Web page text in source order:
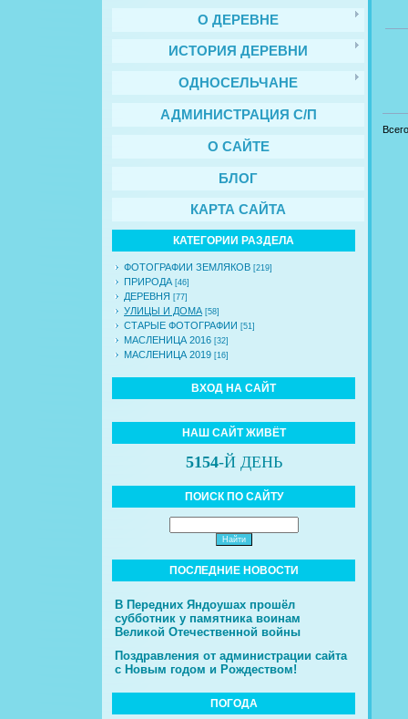
О ДЕРЕВНЕ
ИСТОРИЯ ДЕРЕВНИ
ОДНОСЕЛЬЧАНЕ
АДМИНИСТРАЦИЯ С/П
О САЙТЕ
БЛОГ
КАРТА САЙТА
КАТЕГОРИИ РАЗДЕЛА
ФОТОГРАФИИ ЗЕМЛЯКОВ [219]
ПРИРОДА [46]
ДЕРЕВНЯ [77]
УЛИЦЫ И ДОМА [58]
СТАРЫЕ ФОТОГРАФИИ [51]
МАСЛЕНИЦА 2016 [32]
МАСЛЕНИЦА 2019 [16]
ВХОД НА САЙТ
НАШ САЙТ ЖИВЁТ
5154-Й ДЕНЬ
ПОИСК ПО САЙТУ
ПОСЛЕДНИЕ НОВОСТИ
В Передних Яндоушах прошёл
субботник у памятника воинам
Великой Отечественной войны
Поздравления от администрации сайта
с Новым годом и Рождеством!
ПОГОДА